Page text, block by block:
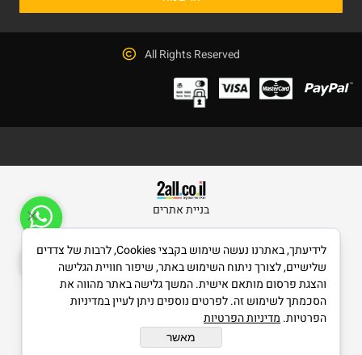
All Rights Reserved
בניית אתרים
לידיעתך, באתרנו נעשה שימוש בקבצי Cookies, לרבות של צדדים
שלישיים, לצורך ניתוח השימוש באתר, שיפור חוויית הגלישה
והצגת פרסום מותאם אישית. המשך גלישה באתר מהווה את
הסכמתך לשימוש זה. לפרטים נוספים ניתן לעיין במדיניות
הפרטיות. מדיניות הפרטיות
מאשר